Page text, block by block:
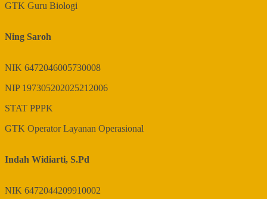
GTK Guru Biologi
Ning Saroh
NIK 6472046005730008
NIP 197305202025212006
STAT PPPK
GTK Operator Layanan Operasional
Indah Widiarti, S.Pd
NIK 6472044209910002